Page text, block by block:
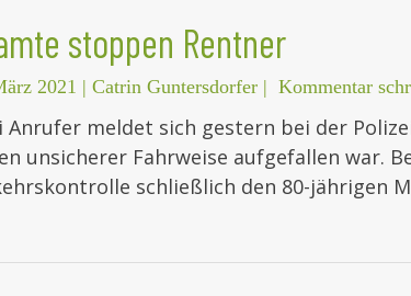
stoppen Rentner
2021 | Catrin Guntersdorfer | Kommentar
Anrufer meldet sich gestern bei der
unsicherer Fahrweise aufgefallen war.
schließlich den 80-jährigen